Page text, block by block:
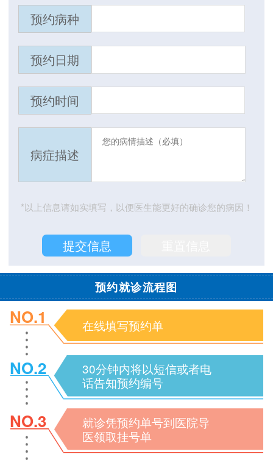
预约病种
预约日期
预约时间
病症描述
*以上信息请如实填写，以便医生能更好的确诊您的病因！
预约就诊流程图
NO.1 在线填写预约单
NO.2
30分钟内将以短信或者电
话告知预约编号
NO.3
就诊凭预约单号到医院导
医领取挂号单